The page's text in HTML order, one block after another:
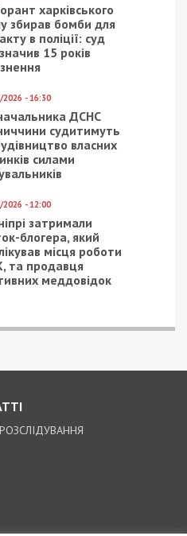
поезда: фото, видео
4/12/2018 - 14:55
будет уехать в Баку